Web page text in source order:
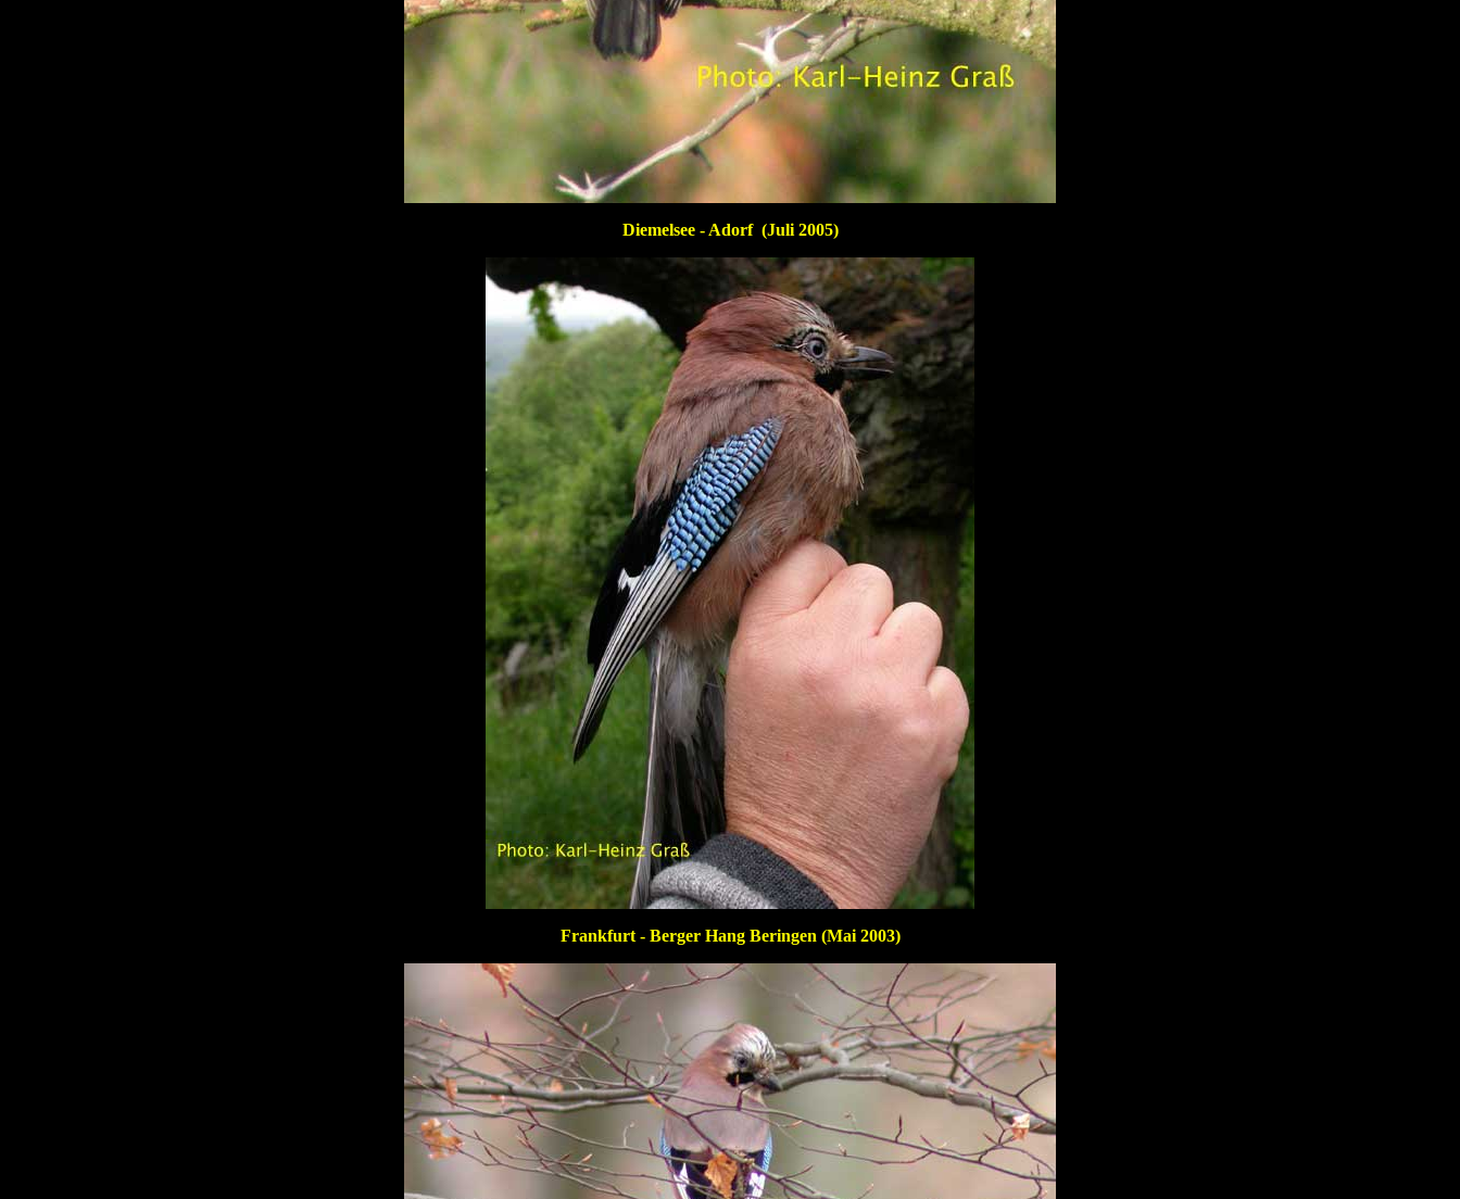
Diemelsee - Adorf (Juli 2005)
Frankfurt - Berger Hang Beringen (Mai 2003)